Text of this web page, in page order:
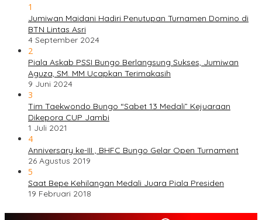
1
Jumiwan Maidani Hadiri Penutupan Turnamen Domino di
BTN Lintas Asri
4 September 2024
2
Piala Askab PSSI Bungo Berlangsung Sukses, Jumiwan
Aguza, SM. MM Ucapkan Terimakasih
9 Juni 2024
3
Tim Taekwondo Bungo “Sabet 13 Medali” Kejuaraan
Dikepora CUP Jambi
1 Juli 2021
4
Anniversary ke-III , BHFC Bungo Gelar Open Turnament
26 Agustus 2019
5
Saat Bepe Kehilangan Medali Juara Piala Presiden
19 Februari 2018